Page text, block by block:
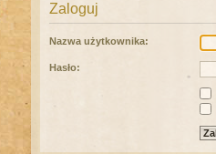
Zaloguj
Nazwa użytkownika:
Hasło: